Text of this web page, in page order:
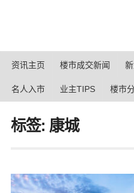
资讯主页 楼市成交新闻
名人入市 业主TIPS 楼市
标签: 康城